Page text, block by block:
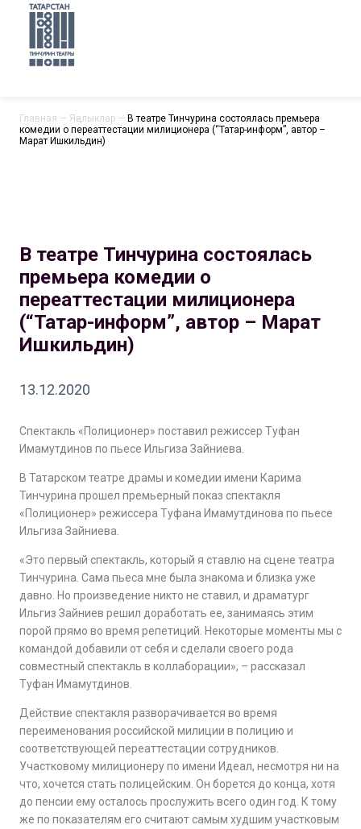
Главная — Яңалыклар — В театре Тинчурина состоялась премьера
комедии о переаттестации милиционера (“Татар-информ”, автор –
Марат Ишкильдин)
В театре Тинчурина состоялась
премьера комедии о
переаттестации милиционера
(“Татар-информ”, автор – Марат
Ишкильдин)
13.12.2020
Спектакль «Полиционер» поставил режиссер Туфан
Имамутдинов по пьесе Ильгиза Зайниева.
В Татарском театре драмы и комедии имени Карима
Тинчурина прошел премьерный показ спектакля
«Полиционер» режиссера Туфана Имамутдинова по пьесе
Ильгиза Зайниева.
«Это первый спектакль, который я ставлю на сцене театра
Тинчурина. Сама пьеса мне была знакома и близка уже
давно. Но произведение никто не ставил, и драматург
Ильгиз Зайниев решил доработать ее, занимаясь этим
порой прямо во время репетиций. Некоторые моменты мы с
командой добавили от себя и сделали своего рода
совместный спектакль в коллаборации», – рассказал
Туфан Имамутдинов.
Действие спектакля разворачивается во время
переименования российской милиции в полицию и
соответствующей переаттестации сотрудников.
Участковому милиционеру по имени Идеал, несмотря ни на
что, хочется стать полицейским. Он борется до конца, хотя
до пенсии ему осталось прослужить всего один год. К тому
же по показателям его считают самым худшим участковым